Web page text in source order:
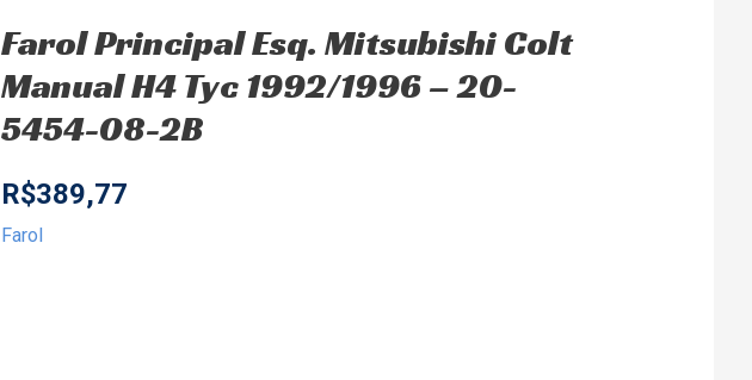
Farol Principal Esq. Mitsubishi Colt
Manual H4 Tyc 1992/1996 – 20-
5454-08-2B
R$389,77
Farol